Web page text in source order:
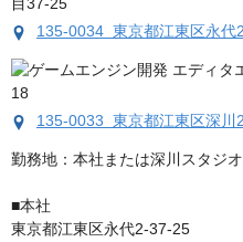
135-0034 東京都江東区永代
135-0033 東京都江東区深川
勤務地：本社または深川スタジオ
■本社
東京都江東区永代2-37-25